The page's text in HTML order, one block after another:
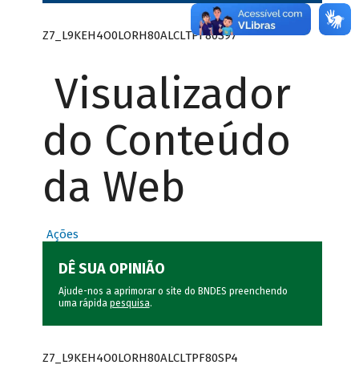
Z7_L9KEH4O0LORH80ALCLTPF80S97
Visualizador
do Conteúdo
da Web
Ações
DÊ SUA OPINIÃO
Ajude-nos a aprimorar o site do BNDES preenchendo
uma rápida pesquisa.
Z7_L9KEH4O0LORH80ALCLTPF80SP4